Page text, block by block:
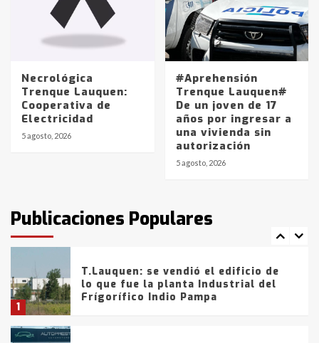
Necrológica
Trenque Lauquen:
Cooperativa de
Electricidad
5 agosto, 2026
#Aprehensión
Trenque Lauquen#
De un joven de 17
años por ingresar a
una vivienda sin
autorización
5 agosto, 2026
Publicaciones Populares
Los precios de los combustibles en
La Pampa, desde YPF hasta Axion
entre 857 a 1338 pesos
La Bolsa de Cereales de Bahía
Blanca anticipa que Agosto vendrá
con lluvias y heladas, en gran parte
fueron detenidos por
comercialización de drogas en la
tarde del sábado
1
T.Lauquen: se vendió el edificio de
lo que fue la planta Industrial del
Frígorífico Indio Pampa